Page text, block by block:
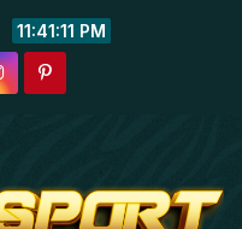
11:41:12 PM